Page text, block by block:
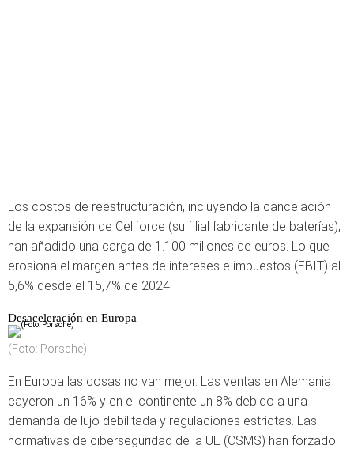
Los costos de reestructuración, incluyendo la cancelación
de la expansión de Cellforce (su filial fabricante de baterías),
han añadido una carga de 1.100 millones de euros. Lo que
erosiona el margen antes de intereses e impuestos (EBIT) al
5,6% desde el 15,7% de 2024.
Desaceleración en Europa
(Foto: Porsche)
En Europa las cosas no van mejor. Las ventas en Alemania
cayeron un 16% y en el continente un 8% debido a una
demanda de lujo debilitada y regulaciones estrictas. Las
normativas de ciberseguridad de la UE (CSMS) han forzado